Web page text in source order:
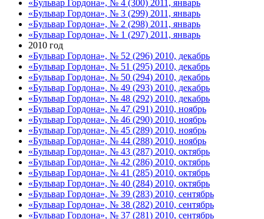
«Бульвар Гордона», № 4 (300) 2011, январь
«Бульвар Гордона», № 3 (299) 2011, январь
«Бульвар Гордона», № 2 (298) 2011, январь
«Бульвар Гордона», № 1 (297) 2011, январь
2010 год
«Бульвар Гордона», № 52 (296) 2010, декабрь
«Бульвар Гордона», № 51 (295) 2010, декабрь
«Бульвар Гордона», № 50 (294) 2010, декабрь
«Бульвар Гордона», № 49 (293) 2010, декабрь
«Бульвар Гордона», № 48 (292) 2010, декабрь
«Бульвар Гордона», № 47 (291) 2010, ноябрь
«Бульвар Гордона», № 46 (290) 2010, ноябрь
«Бульвар Гордона», № 45 (289) 2010, ноябрь
«Бульвар Гордона», № 44 (288) 2010, ноябрь
«Бульвар Гордона», № 43 (287) 2010, октябрь
«Бульвар Гордона», № 42 (286) 2010, октябрь
«Бульвар Гордона», № 41 (285) 2010, октябрь
«Бульвар Гордона», № 40 (284) 2010, октябрь
«Бульвар Гордона», № 39 (283) 2010, сентябрь
«Бульвар Гордона», № 38 (282) 2010, сентябрь
«Бульвар Гордона», № 37 (281) 2010, сентябрь